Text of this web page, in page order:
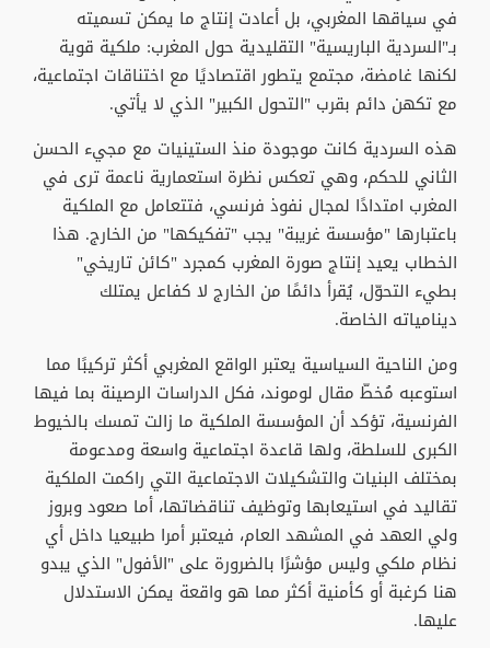
في سياقها المغربي، بل أعادت إنتاج ما يمكن تسميته
بـ"السردية الباريسية" التقليدية حول المغرب: ملكية قوية
لكنها غامضة، مجتمع يتطور اقتصاديًا مع اختناقات اجتماعية،
مع تكهن دائم بقرب "التحول الكبير" الذي لا يأتي.
هذه السردية كانت موجودة منذ الستينيات مع مجيء الحسن
الثاني للحكم، وهي تعكس نظرة استعمارية ناعمة ترى في
المغرب امتدادًا لمجال نفوذ فرنسي، فتتعامل مع الملكية
باعتبارها "مؤسسة غريبة" يجب "تفكيكها" من الخارج. هذا
الخطاب يعيد إنتاج صورة المغرب كمجرد "كائن تاريخي"
بطيء التحوّل، يُقرأ دائمًا من الخارج لا كفاعل يمتلك
دينامياته الخاصة.
ومن الناحية السياسية يعتبر الواقع المغربي أكثر تركيبًا مما
استوعبه مُخطّ مقال لوموند، فكل الدراسات الرصينة بما فيها
الفرنسية، تؤكد أن المؤسسة الملكية ما زالت تمسك بالخيوط
الكبرى للسلطة، ولها قاعدة اجتماعية واسعة ومدعومة
بمختلف البنيات والتشكيلات الاجتماعية التي راكمت الملكية
تقاليد في استيعابها وتوظيف تناقضاتها، أما صعود وبروز
ولي العهد في المشهد العام، فيعتبر أمرا طبيعيا داخل أي
نظام ملكي وليس مؤشرًا بالضرورة على "الأفول" الذي يبدو
هنا كرغبة أو كأمنية أكثر مما هو واقعة يمكن الاستدلال
عليها.